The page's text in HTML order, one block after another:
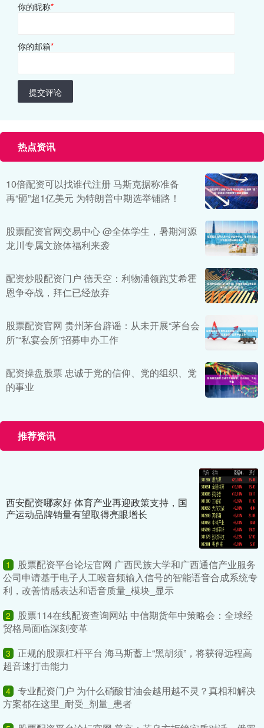
你的昵称*
你的邮箱*
提交评论
热点资讯
10倍配资可以找谁代注册 马斯克据称准备
再“砸”超1亿美元 为特朗普中期选举铺路！
股票配资官网交易中心 @全体学生，暑期河源
龙川专属文旅体福利来袭
配资炒股配资门户 德天空：利物浦领跑艾希霍
恩争夺战，拜仁已经放弃
股票配资官网 贵州茅台辟谣：从未开展“茅台会
所”“私宴会所”招募申办工作
配资操盘股票 忠诚于党的信仰、党的组织、党
的事业
推荐资讯
西安配资哪家好 体育产业再迎政策支持，国
产运动品牌销量有望取得亮眼增长
1
股票配资平台论坛官网 广西民族大学和广西通信产业服务
公司申请基于电子人工喉音频输入信号的智能语音合成系统专
利，改善情感表达和语音质量_模块_显示
2
股票114在线配资查询网站 中信期货年中策略会：全球经
贸格局面临深刻变革
3
正规的股票杠杆平台 海马斯蓄上“黑胡须”，将获得远程高
超音速打击能力
4 专业配资门户 为什么硝酸甘油会越用越不灵？真相和解决
方案都在这里_耐受_剂量_患者